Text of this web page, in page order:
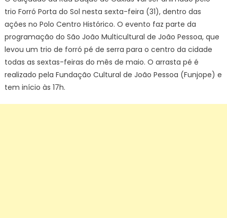
trio Forró Porta do Sol nesta sexta-feira (31), dentro das
ações no Polo Centro Histórico. O evento faz parte da
programação do São João Multicultural de João Pessoa, que
levou um trio de forró pé de serra para o centro da cidade
todas as sextas-feiras do mês de maio. O arrasta pé é
realizado pela Fundação Cultural de João Pessoa (Funjope) e
tem início às 17h.